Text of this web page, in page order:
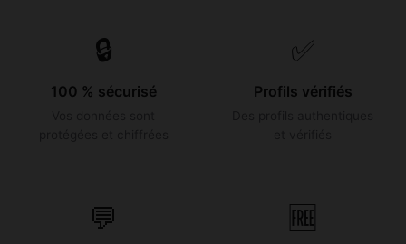
🔒
100 % sécurisé
✅
Profils vérifiés
💬 🆓